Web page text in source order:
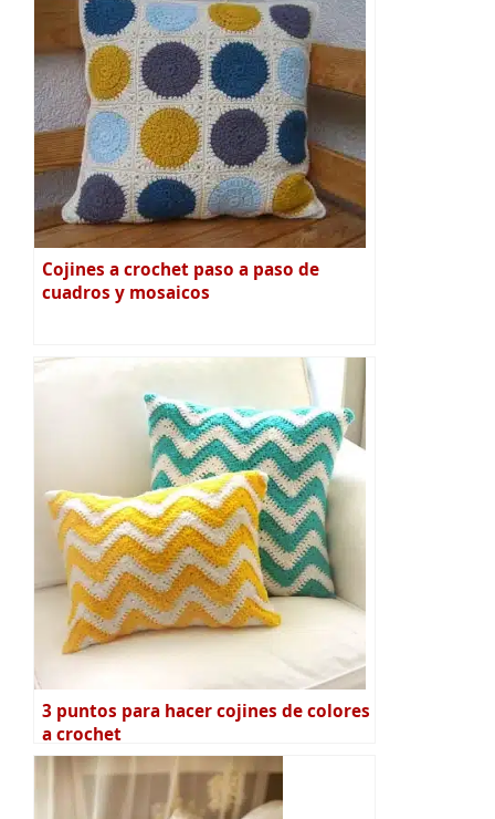
Cojines a crochet paso a paso de
cuadros y mosaicos
3 puntos para hacer cojines de colores
a crochet